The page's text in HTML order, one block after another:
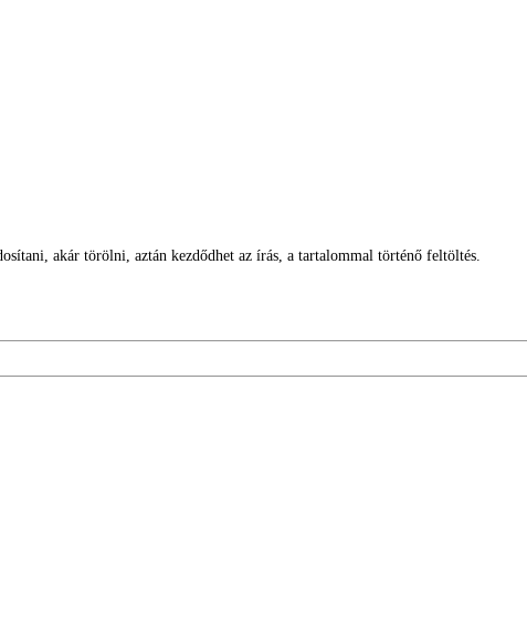
akár törölni, aztán kezdődhet az írás, a tartalommal történő feltöltés.